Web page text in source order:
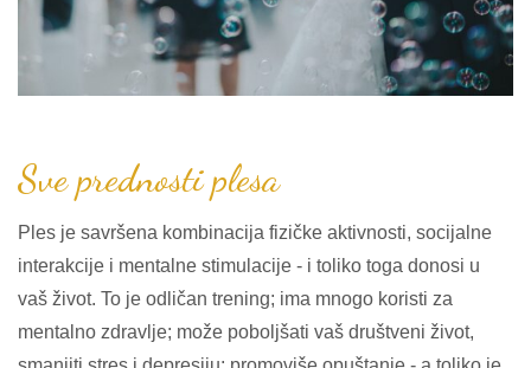
Sve prednosti plesa
Ples je savršena kombinacija fizičke aktivnosti, socijalne
interakcije i mentalne stimulacije - i toliko toga donosi u
vaš život. To je odličan trening; ima mnogo koristi za
mentalno zdravlje; može poboljšati vaš društveni život,